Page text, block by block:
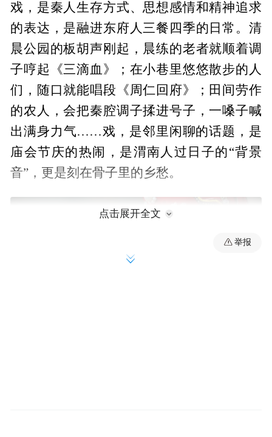
戏，是秦人生存方式、思想感情和精神追求
的表达，是融进东府人三餐四季的日常。清
晨公园的板胡声刚起，晨练的老者就顺着调
子哼起《三滴血》；在小巷里悠悠散步的人
们，随口就能唱段《周仁回府》；田间劳作
的农人，会把秦腔调子揉进号子，一嗓子喊
出满身力气……戏，是邻里闲聊的话题，是
庙会节庆的热闹，是渭南人过日子的“背景
音”，更是刻在骨子里的乡愁。
点击展开全文
举报